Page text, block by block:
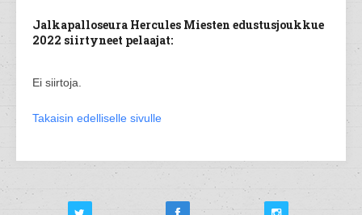
Jalkapalloseura Hercules Miesten edustusjoukkue
2022 siirtyneet pelaajat:
Ei siirtoja.
Takaisin edelliselle sivulle